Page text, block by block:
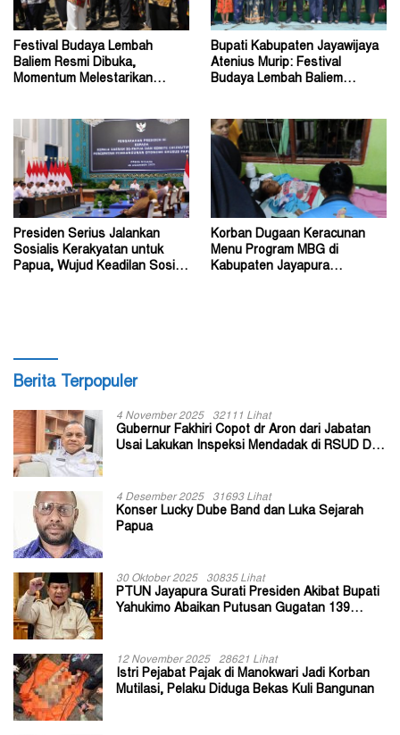
Festival Budaya Lembah
Baliem Resmi Dibuka,
Momentum Melestarikan
Bupati Kabupaten Jayawijaya
Atenius Murip: Festival
Budaya Lembah Baliem
Presiden Serius Jalankan
Sosialis Kerakyatan untuk
Papua, Wujud Keadilan Sosial
Korban Dugaan Keracunan
Menu Program MBG di
Kabupaten Jayapura
Berita Terpopuler
4 November 2025 32111 Lihat
Gubernur Fakhiri Copot dr Aron dari Jabatan
Usai Lakukan Inspeksi Mendadak di RSUD Dok
4 Desember 2025 31693 Lihat
Konser Lucky Dube Band dan Luka Sejarah
Papua
30 Oktober 2025 30835 Lihat
PTUN Jayapura Surati Presiden Akibat Bupati
Yahukimo Abaikan Putusan Gugatan 139
12 November 2025 28621 Lihat
Istri Pejabat Pajak di Manokwari Jadi Korban
Mutilasi, Pelaku Diduga Bekas Kuli Bangunan